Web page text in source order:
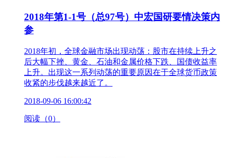
2018年第1-1号（总97号）中宏国研要情决策内
参
2018年初，全球金融市场出现动荡：股市在持续上升之
后大幅下挫、黄金、石油和金属价格下跌、国债收益率
上升。出现这一系列动荡的重要原因在于全球货币政策
收紧的步伐越来越近了。
2018-09-06 16:00:42
阅读（0）